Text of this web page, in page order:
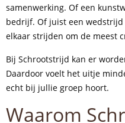
samenwerking. Of een
bedrijf. Of juist een
elkaar strijden om de meest
Bij Schrootstrijd kan er
Daardoor voelt het uitje
echt bij jullie groep hoort.
Waarom